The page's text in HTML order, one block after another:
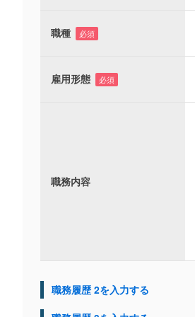
職種 必須
雇用形態 必須
職務内容
職務履歴 2を入力する